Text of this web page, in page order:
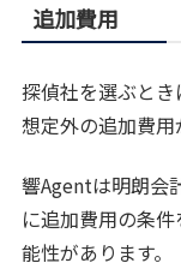
追加費用
探偵社を選ぶと
想定外の追加費用
響Agentは明朗会
に追加費用の条
能性があります。